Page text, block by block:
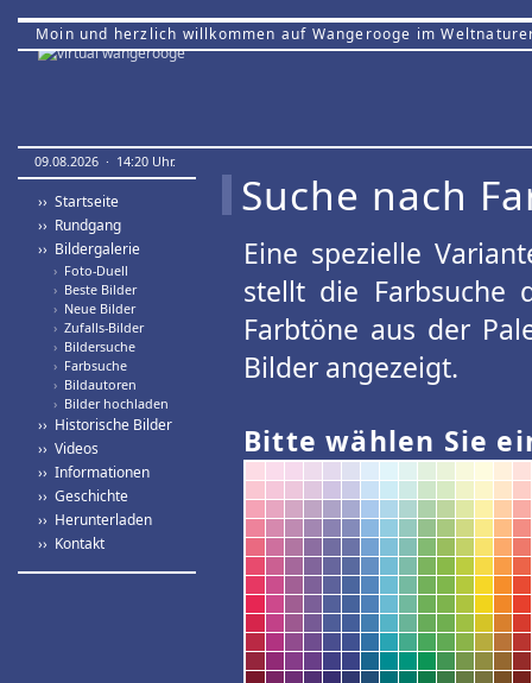
Moin und herzlich willkommen auf Wangerooge im
09.08.2026 · 14:20 Uhr.
›› Startseite
›› Rundgang
›› Bildergalerie
› Foto-Duell
› Beste Bilder
› Neue Bilder
› Zufalls-Bilder
› Bildersuche
› Farbsuche
› Bildautoren
› Bilder hochladen
›› Historische Bilder
›› Videos
›› Informationen
›› Geschichte
›› Herunterladen
›› Kontakt
Suche nach
Eine spezielle
stellt die Farbsuche
Farbtöne aus der
Bilder angezeigt.
Bitte wählen Sie